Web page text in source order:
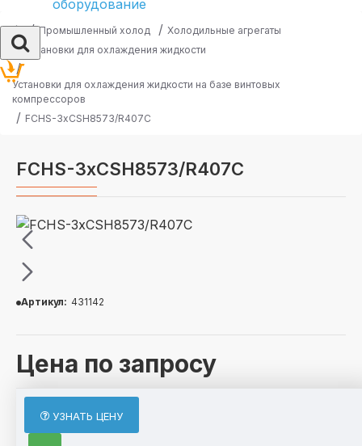
Промышленный холод
Холодильные агрегаты
Установки для охлаждения жидкости
Установки для охлаждения жидкости на базе винтовых
компрессоров
FCHS-3хCSH8573/R407C
FCHS-3хCSH8573/R407C
Цена по запросу
Артикул: 431142
УЗНАТЬ ЦЕНУ
ОПИСАНИЕ